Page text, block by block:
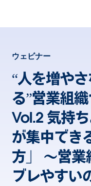
ウェビナー
“人を増や
る”営業組
Vol.2 気持
が集中でき
方」 〜営
ブレやすい